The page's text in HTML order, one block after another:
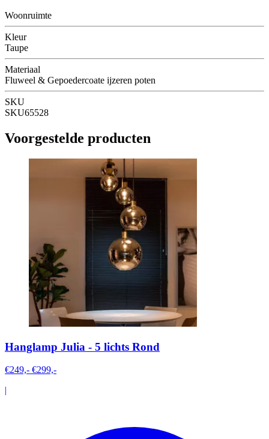
Woonruimte
Kleur
Taupe
Materiaal
Fluweel & Gepoedercoate ijzeren poten
SKU
SKU65528
Voorgestelde producten
Hanglamp Julia - 5 lichts Rond
€249,- €299,-
|